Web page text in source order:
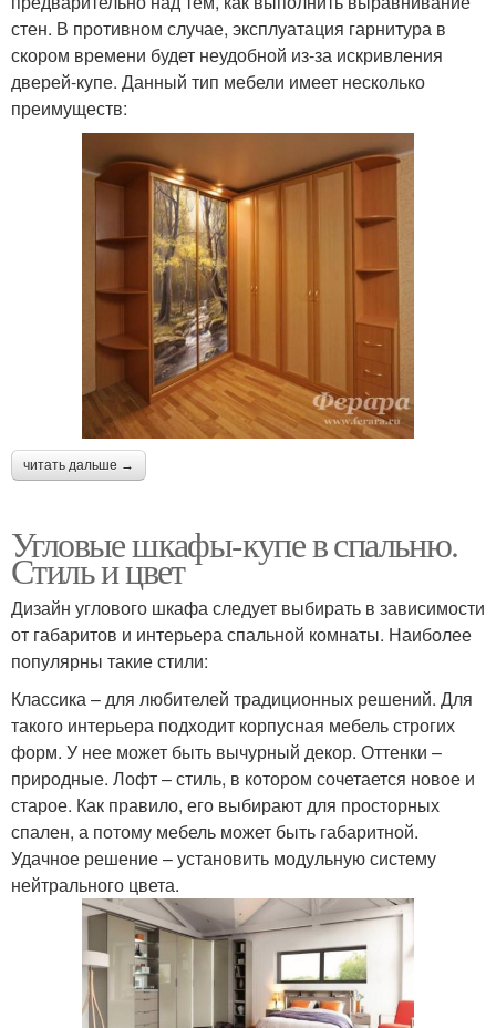
стен. В противном случае, эксплуатация гарнитура в
скором времени будет неудобной из-за искривления
дверей-купе. Данный тип мебели имеет несколько
преимуществ:
читать дальше →
Угловые шкафы-купе в спальню.
Стиль и цвет
Дизайн углового шкафа следует выбирать в зависимости
от габаритов и интерьера спальной комнаты. Наиболее
популярны такие стили:
Классика – для любителей традиционных решений. Для
такого интерьера подходит корпусная мебель строгих
форм. У нее может быть вычурный декор. Оттенки –
природные. Лофт – стиль, в котором сочетается новое и
старое. Как правило, его выбирают для просторных
спален, а потому мебель может быть габаритной.
Удачное решение – установить модульную систему
нейтрального цвета.